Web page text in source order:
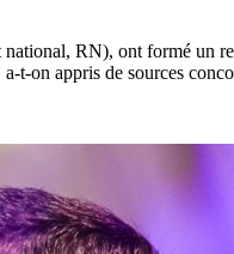
RN), ont formé un
t-on appris de sources